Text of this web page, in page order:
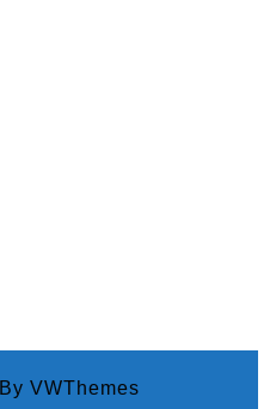
By VWThemes